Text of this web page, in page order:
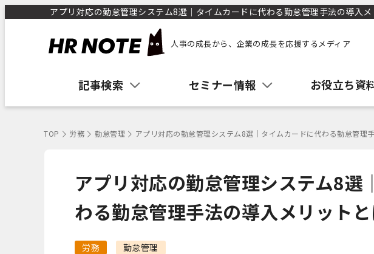
アプリ対応の勤怠管理システム8選｜タイムカードに代わる勤怠管理手法の導入
人事の成長から、企業の成長を応援するメディア
記事検索 セミナー情報 お役立ち資
TOP 労務 勤怠管理 アプリ対応の勤怠管理システム8選｜タイムカードに代わる勤怠管理
アプリ対応の勤怠管理システム8選
わる勤怠管理手法の導入メリット
労務 勤怠管理